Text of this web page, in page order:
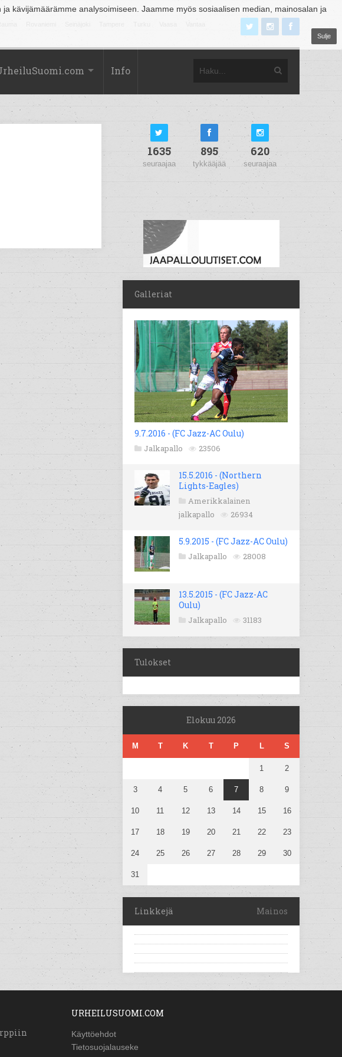
kävijämäärämme analysoimiseen. Jaamme myös sosiaalisen median, mainosalan ja
Sulje
Info
1635
seuraajaa
895
tykkääjää
620
seuraajaa
Galleriat
9.7.2016 - (FC Jazz-AC Oulu)
Jalkapallo 23506
15.5.2016 - (Northern
Lights-Eagles)
Amerikkalainen
jalkapallo
26934
5.9.2015 - (FC Jazz-AC Oulu)
Jalkapallo 28008
13.5.2015 - (FC Jazz-AC
Oulu)
Jalkapallo 31183
Tulokset
Elokuu 2026
M T K T P L S
1 2
3 4 5 6 7 8 9
10 11 12 13 14 15 16
17 18 19 20 21 22 23
24 25 26 27 28 29 30
31
Linkkejä Mainos
URHEILUSUOMI.COM
Käyttöehdot
Tietosuojalauseke